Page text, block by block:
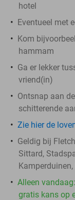
hotel
Eventueel met
Kom
hammam
Ga er lekker
vriend(in)
Ontsnap aan
schitterende
Zie hier de
Geldig bij
Sittard,
Alleen
gratis kans op